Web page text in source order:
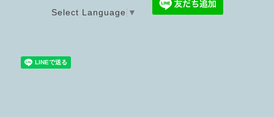
Select Language ▼